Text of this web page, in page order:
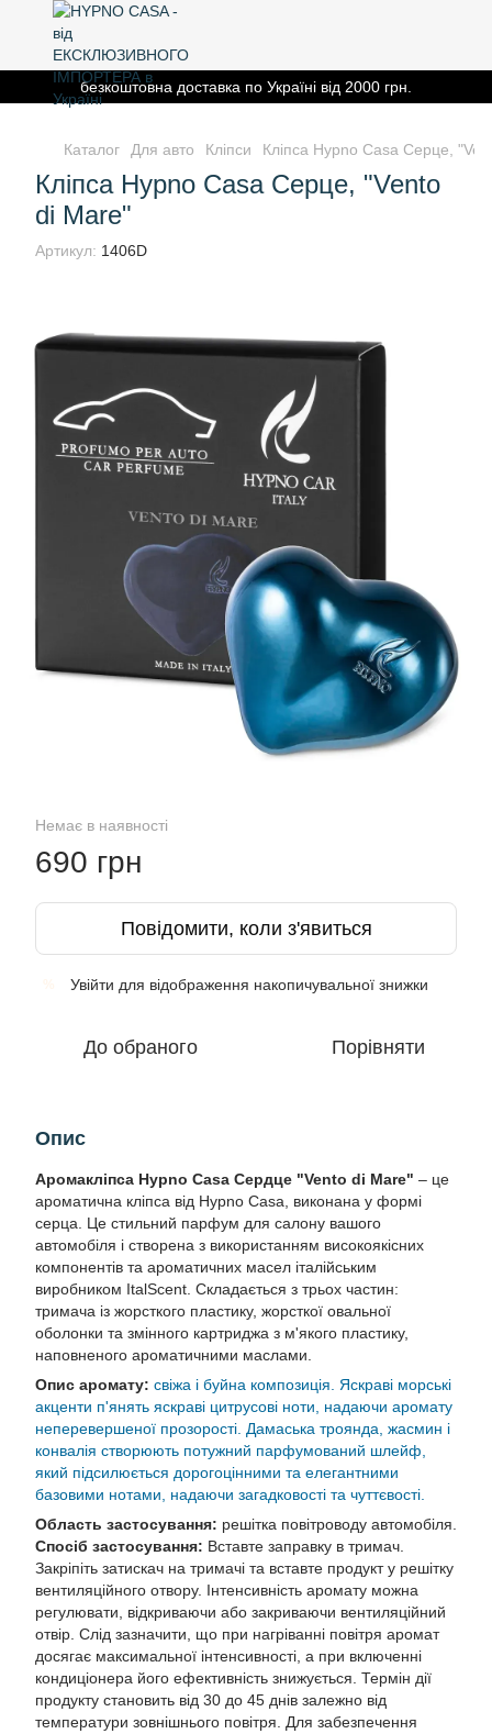
безкоштовна доставка по Україні від 2000 грн.
Каталог Для авто Кліпси Кліпса Hypno Casa Серце,
Кліпса Hypno Casa Серце, "Vento
di Mare"
Артикул: 1406D
Немає в наявності
690 грн
Повідомити, коли з'явиться
Увійти для відображення накопичувальної знижки
До обраного Порівняти
Опис
Аромакліпса Hypno Casa Сердце "Vento di Mare" – це
ароматична кліпса від Hypno Casa, виконана у формі
серца. Це стильний парфум для салону вашого
автомобіля і створена з використанням високоякісних
компонентів та ароматичних масел італійським
виробником ItalScent. Складається з трьох частин:
тримача із жорсткого пластику, жорсткої овальної
оболонки та змінного картриджа з м'якого пластику,
наповненого ароматичними маслами.
Опис аромату: свіжа і буйна композиція. Яскраві морські
акценти п'янять яскраві цитрусові ноти, надаючи аромату
неперевершеної прозорості. Дамаська троянда, жасмин і
конвалія створюють потужний парфумований шлейф,
який підсилюється дорогоцінними та елегантними
базовими нотами, надаючи загадковості та чуттєвості.
Область застосування: решітка повітроводу автомобіля.
Спосіб застосування: Вставте заправку в тримач.
Закріпіть затискач на тримачі та вставте продукт у решітку
вентиляційного отвору. Інтенсивність аромату можна
регулювати, відкриваючи або закриваючи вентиляційний
отвір. Слід зазначити, що при нагріванні повітря аромат
досягає максимальної інтенсивності, а при включенні
кондиціонера його ефективність знижується. Термін дії
продукту становить від 30 до 45 днів залежно від
температури зовнішнього повітря. Для забезпечення